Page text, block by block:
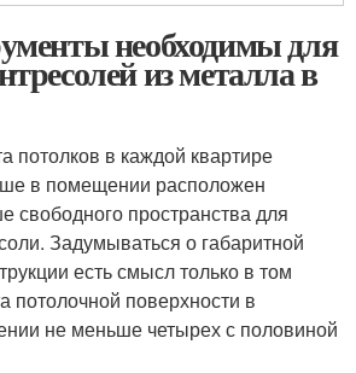
необходимы для
из металла в
потолков в каждой квартире
в помещении расположен
свободного пространства для
Задумываться о габаритной
есть смысл только в том
потолочной поверхности в
не меньше четырех с половиной